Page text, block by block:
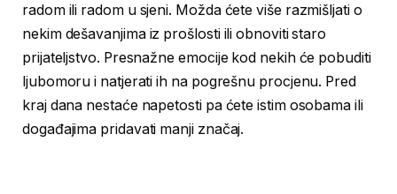
radom ili radom u sjeni. Možda ćete više razmišljati o
nekim dešavanjima iz prošlosti ili obnoviti staro
prijateljstvo. Presnažne emocije kod nekih će pobuditi
ljubomoru i natjerati ih na pogrešnu procjenu. Pred
kraj dana nestaće napetosti pa ćete istim osobama ili
događajima pridavati manji značaj.